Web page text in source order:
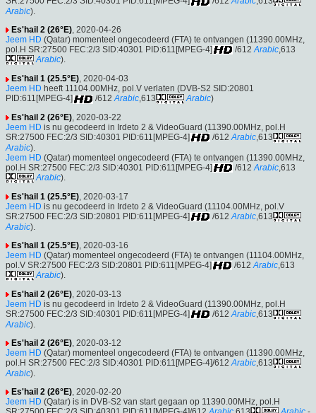
Arabic).
Es'hail 2 (26°E), 2020-04-26
Jeem HD (Qatar) momenteel ongecodeerd (FTA) te ontvangen (11390.00MHz,
pol.H SR:27500 FEC:2/3 SID:40301 PID:611[MPEG-4]
/612 Arabic,613
Arabic).
Es'hail 1 (25.5°E), 2020-04-03
Jeem HD heeft 11104.00MHz, pol.V verlaten (DVB-S2 SID:20801
PID:611[MPEG-4]
/612 Arabic,613 Arabic)
Es'hail 2 (26°E), 2020-03-22
Jeem HD is nu gecodeerd in Irdeto 2 & VideoGuard (11390.00MHz, pol.H
SR:27500 FEC:2/3 SID:40301 PID:611[MPEG-4]
/612 Arabic,613
Arabic).
Jeem HD (Qatar) momenteel ongecodeerd (FTA) te ontvangen (11390.00MHz,
pol.H SR:27500 FEC:2/3 SID:40301 PID:611[MPEG-4]
/612 Arabic,613
Arabic).
Es'hail 1 (25.5°E), 2020-03-17
Jeem HD is nu gecodeerd in Irdeto 2 & VideoGuard (11104.00MHz, pol.V
SR:27500 FEC:2/3 SID:20801 PID:611[MPEG-4]
/612 Arabic,613
Arabic).
Es'hail 1 (25.5°E), 2020-03-16
Jeem HD (Qatar) momenteel ongecodeerd (FTA) te ontvangen (11104.00MHz,
pol.V SR:27500 FEC:2/3 SID:20801 PID:611[MPEG-4]
/612 Arabic,613
Arabic).
Es'hail 2 (26°E), 2020-03-13
Jeem HD is nu gecodeerd in Irdeto 2 & VideoGuard (11390.00MHz, pol.H
SR:27500 FEC:2/3 SID:40301 PID:611[MPEG-4]
/612 Arabic,613
Arabic).
Es'hail 2 (26°E), 2020-03-12
Jeem HD (Qatar) momenteel ongecodeerd (FTA) te ontvangen (11390.00MHz,
pol.H SR:27500 FEC:2/3 SID:40301 PID:611[MPEG-4]/612 Arabic,613
Arabic).
Es'hail 2 (26°E) , 2020-02-20
Jeem HD (Qatar) is in DVB-S2 van start gegaan op 11390.00MHz, pol.H